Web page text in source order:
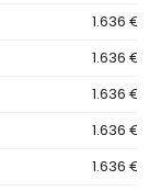
1.636 €
1.636 €
1.636 €
1.636 €
1.636 €